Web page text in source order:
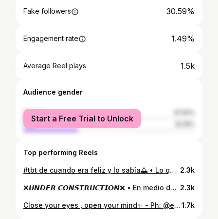
Fake followers 30.59%
Engagement rate 1.49%
Average Reel plays 1.5k
Audience gender
female
male
Start a Free Trial to Unlock
Top performing Reels
#tbt de cuando era feliz y lo sabía🌅 • Lo que más detesto de la cuarentena es que ahora mis días se basan en recordar cómo era la vida sin 🦠 • • #tb #summer #model #venezuela #pool #photooftheday #summervibes #sunnyday #beach #beachday #sunny #margarita 2.3k
❌𝙐𝙉𝘿𝙀𝙍 𝘾𝙊𝙉𝙎𝙏𝙍𝙐𝘾𝙏𝙄𝙊𝙉❌ • En medio de un semestre online (muy estresante), decidí no hacer nada por un día y tomarme unas foticos📸 También jugué un poco con la edición ¿Qué les parece? PD: en realidad terminé haciendo todos los trabajos en la noche #collegelifesucks • #model #modelshoot #venezuela #blackgirlmagic #afrogirl #homephotos #quarantine #staysafe 2.3k
Close your eyes , open your mind✨ - Ph: @eliezer.herrera • Quedé enamorada del resultado de estas fotos. Poco a poco les iré mostrando las demás🔥 • #photography #edition #photoedit #model #caracas #venezuela #skyphotography #cielo #blackgirlmagic #berrycurly #picoftheday #editorialshoot #africanize1.7k